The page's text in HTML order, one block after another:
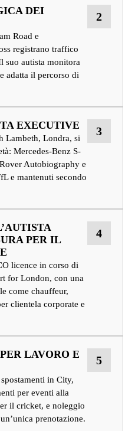
DEI
Road e
registrano traffico
suo autista monitora
adatta il percorso di
2
EXECUTIVE
Lambeth, Londra, si
Mercedes-Benz S-
Autobiography e
e mantenuti secondo
3
PER IL
licence in corso di
for London, con una
come chauffeur,
clientela corporate e
4
LAVORO E
in City,
per eventi alla
il cricket, e noleggio
prenotazione.
5